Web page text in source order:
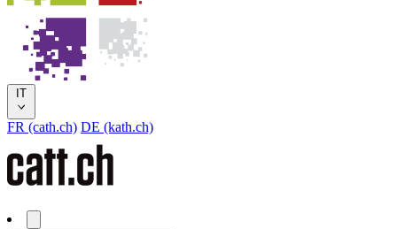
IT
FR (cath.ch) DE (kath.ch)